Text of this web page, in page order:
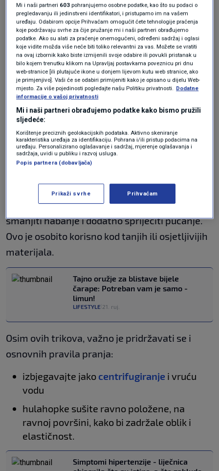
Prvi trik podrazumijeva kratko prokuhavanje
hulahopki u vrućoj vodi prije prvog nošenja.
Ovaj postupak pomaže vlaknima da se
stabiliziraju i postanu otpornija na istezanje.
Nakon toga, preporučuje se da se hulahopke
stave uhladnjakna 24 sata – ovaj korak
dodatno učvršćuje materijal i smanjuje rizik od
pucanja.
2. Trik s lakom za kosu
Lagano prskanje unutarnje strane hulahopki
lakom može privremeno učvrstiti vlakna,
smanjiti habanje i dodatno spriječiti pucanje.
Ovo je osobito korisno kod tanjih ili osjetljivijih
materijala.
Tajno oružje za blistave bijele
čarape: Potreban vam je samo -
limun!
LIFESTYLE 21. ruj.
Osim ovih trikova, važno je pridržavati se i
osnovnih pravila pranja:
izbjegavajte jako centrifugiranje i vruću
vodu
hulahopke sušite ravno položene, na
ravnoj površini, kako bi zadržale oblik i
elastičnost.
Simptomi hipertenzije - liječnica
Mi i naši partneri 603 pohranjujemo osobne podatke, kao što su podaci o
pregledavanju ili jedinstveni identifikatori, i pristupamo im na vašem
uređaju. Odabirom opcije Prihvaćam omogućit ćete tehnologije praćenja
koje podržavaju svrhe za čije pružanje mi i naši partneri obrađujemo
podatke. Ako su alati za praćenje onemogućeni, određeni sadržaj i oglasi
koje vidite možda više neće biti toliko relevantni za vas. Možete se vratiti
na ovaj izbornik kako biste izmijenili svoje odabire ili povukli pristanak u
bilo kojem trenutku klikom na Upravljaj postavkama poveznicu pri dnu
web-stranice [ili plutajuće ikone u donjem lijevom kutu web stranice, ako
je primjenjivo]. Vaši će se odabiri primijeniti kako je opisano u dijelu Web-
mjesto. Za više pojedinosti pogledajte našu Politiku privatnosti. Dodatne
informacije o vašoj privatnosti
Mi i naši partneri obrađujemo podatke kako bismo pružili
sljedeće:
Korištenje preciznih geolokacijskih podataka. Aktivno skeniranje
karakteristika uređaja za identifikaciju. Pohrana i/ili pristup podacima na
uređaju. Personalizirano oglašavanje i sadržaj, mjerenje oglašavanja i
sadržaja, uvidi u publiku i razvoj usluga.
Popis partnera (dobavljača)
Prikaži svrhe Prihvaćam